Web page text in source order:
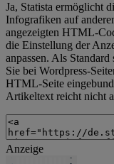
Ja, Statista ermöglicht
Infografiken auf
angezeigten HTML-
die Einstellung der
anpassen. Als
Sie bei Wordpress-
HTML-Seite
Artikeltext reicht nicht
Anzeige